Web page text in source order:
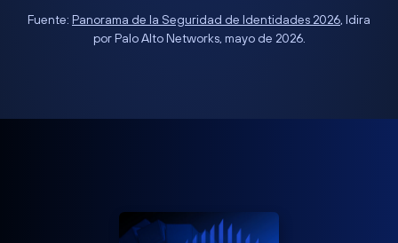
Fuente: Panorama de la Seguridad de Identidades 2026, Idira
por Palo Alto Networks, mayo de 2026.